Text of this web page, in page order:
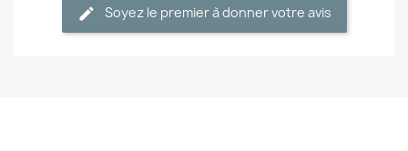
Soyez le premier à donner votre avis